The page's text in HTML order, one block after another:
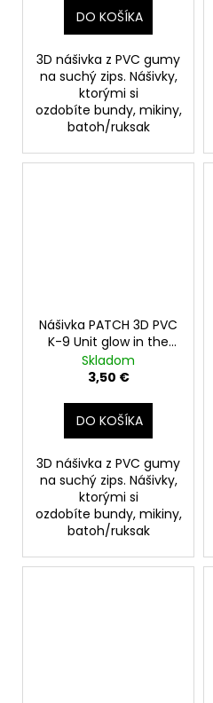
DO KOŠÍKA
3D nášivka z PVC gumy
na suchý zips. Nášivky,
ktorými si
ozdobíte bundy, mikiny,
batoh/ruksak
Nášivka PATCH 3D PVC
K-9 Unit glow in the
dark
Skladom
3,50 €
DO KOŠÍKA
3D nášivka z PVC gumy
na suchý zips. Nášivky,
ktorými si
ozdobíte bundy, mikiny,
batoh/ruksak